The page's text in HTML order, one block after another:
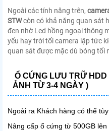
Ngoài các tính năng trên,
STWcòn có khả năng quan sát
đen nhờ Led hồng ngoại thông
yếu hay trời tối camera lập tức
quan sát được mặc dù bóng tối
Ổ CỨNG LƯU TRỮ HDD
ẢNH TỪ 3-4 NGÀY )
Ngoài ra Khách hàng có thể
Nâng cấp ổ cứng từ 500GB